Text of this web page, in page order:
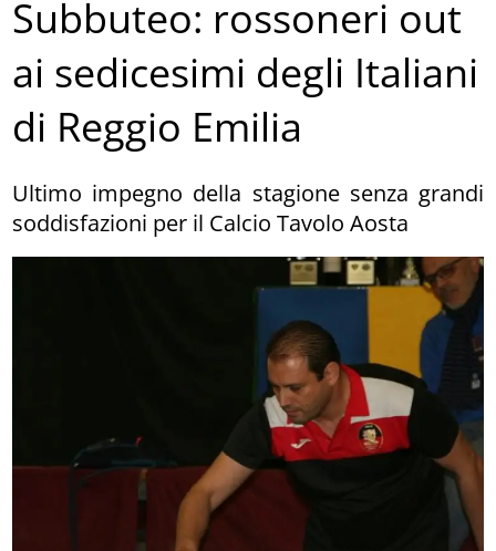
Subbuteo: rossoneri out
ai sedicesimi degli Italiani
di Reggio Emilia
Ultimo impegno della stagione senza grandi
soddisfazioni per il Calcio Tavolo Aosta